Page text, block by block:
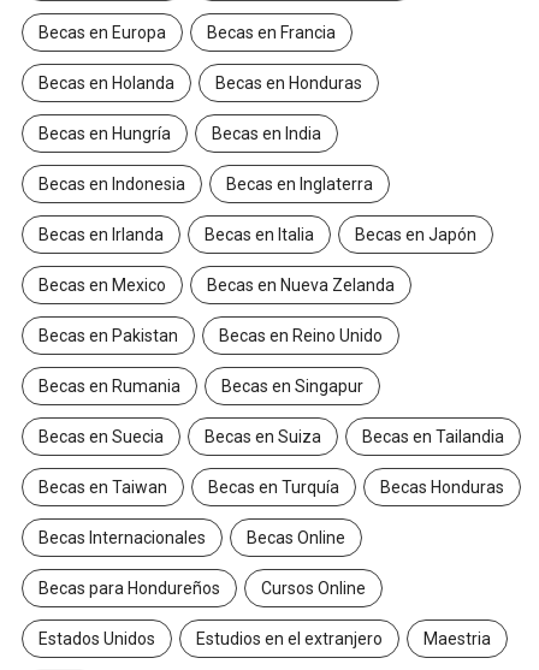
Becas en Europa Becas en Francia
Becas en Holanda Becas en Honduras
Becas en Hungría Becas en India
Becas en Indonesia Becas en Inglaterra
Becas en Irlanda Becas en Italia Becas en Japón
Becas en Mexico Becas en Nueva Zelanda
Becas en Pakistan Becas en Reino Unido
Becas en Rumania Becas en Singapur
Becas en Suecia Becas en Suiza Becas en Tailandia
Becas en Taiwan Becas en Turquía Becas Honduras
Becas Internacionales Becas Online
Becas para Hondureños Cursos Online
Estados Unidos Estudios en el extranjero Maestria